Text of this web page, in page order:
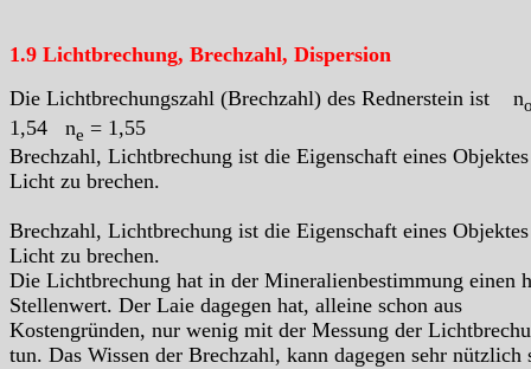
1.9 Lichtbrechung, Brechzahl, Dispersion
Die Lichtbrechungszahl (Brechzahl) des Rednerstein ist n
1,54 ne = 1,55
Brechzahl, Lichtbrechung ist die Eigenschaft eines Objektes
Licht zu brechen.
Brechzahl, Lichtbrechung ist die Eigenschaft eines Objektes
Licht zu brechen.
Die Lichtbrechung hat in der Mineralienbestimmung einen
Stellenwert. Der Laie dagegen hat, alleine schon aus
Kostengründen, nur wenig mit der Messung der
tun. Das Wissen der Brechzahl, kann dagegen sehr nützlich